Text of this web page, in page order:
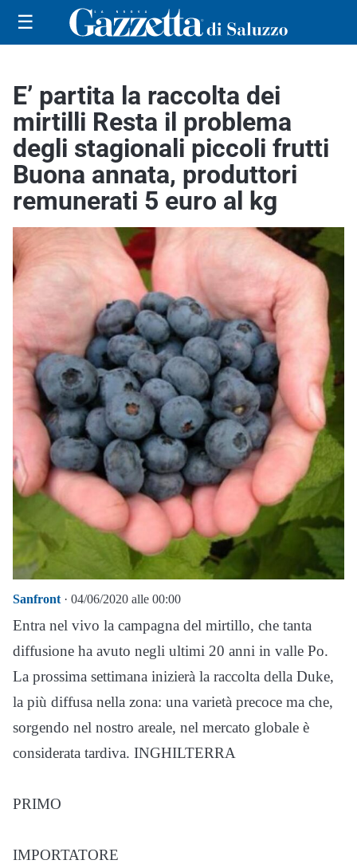
☰
E’ partita la raccolta dei
mirtilli Resta il problema
degli stagionali piccoli frutti
Buona annata, produttori
remunerati 5 euro al kg
Sanfront · 04/06/2020 alle 00:00
Entra nel vivo la campagna del mirtillo, che tanta
diffusione ha avuto negli ultimi 20 anni in valle Po.
La prossima settimana inizierà la raccolta della Duke,
la più diffusa nella zona: una varietà precoce ma che,
sorgendo nel nostro areale, nel mercato globale è
considerata tardiva. INGHILTERRA
PRIMO
IMPORTATORE